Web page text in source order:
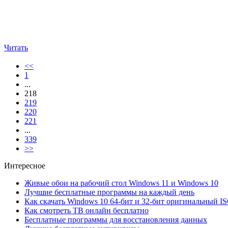
Читать
<<
1
...
218
219
220
221
...
339
>>
Интересное
Живые обои на рабочий стол Windows 11 и Windows 10
Лучшие бесплатные программы на каждый день
Как скачать Windows 10 64-бит и 32-бит оригинальный
Как смотреть ТВ онлайн бесплатно
Бесплатные программы для восстановления данных